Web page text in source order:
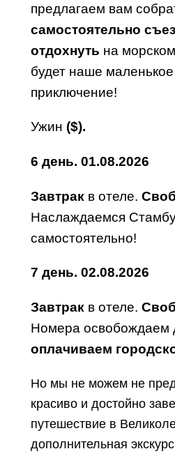
предлагаем вам
самостоятельно
отдохнуть на
будет наше
приключение!
Ужин ($).
6 день. 01.08.2026
Завтрак в отеле.
Наслаждаемся
самостоятельно!
7 день. 02.08.2026
Завтрак в отеле.
Номера освобождаем
оплачиваем
Но мы не можем не
красиво и достойно
путешествие в
дополнительная